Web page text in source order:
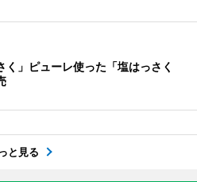
く」ピューレ使った「塩はっさく
と見る